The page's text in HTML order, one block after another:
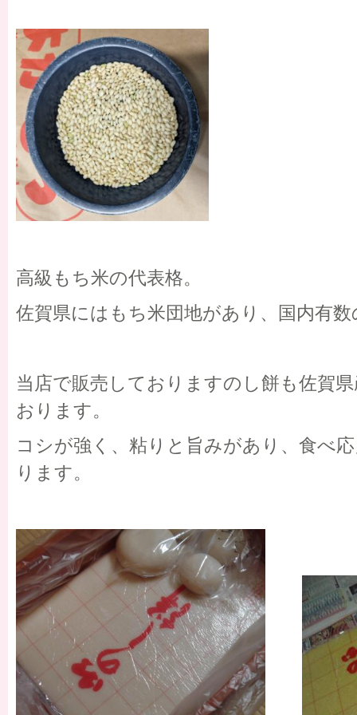
高級もち米の代表格。
佐賀県にはもち米団地があり、国内有
当店で販売しておりますのし餅も佐賀
おります。
コシが強く、粘りと旨みがあり、食べ
ります。